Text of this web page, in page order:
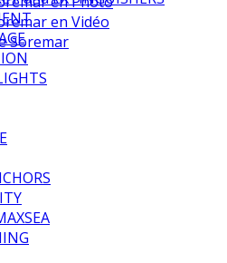
en Vidéo
Soremar